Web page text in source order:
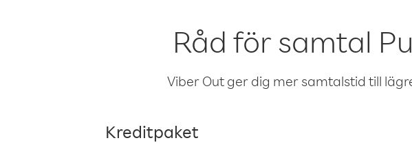
Råd för samtal
Viber Out ger dig mer samtalstid till
Kreditpaket